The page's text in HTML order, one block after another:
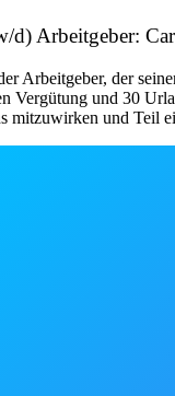
d) Arbeitgeber:
der
Vergütung und 30
und Teil